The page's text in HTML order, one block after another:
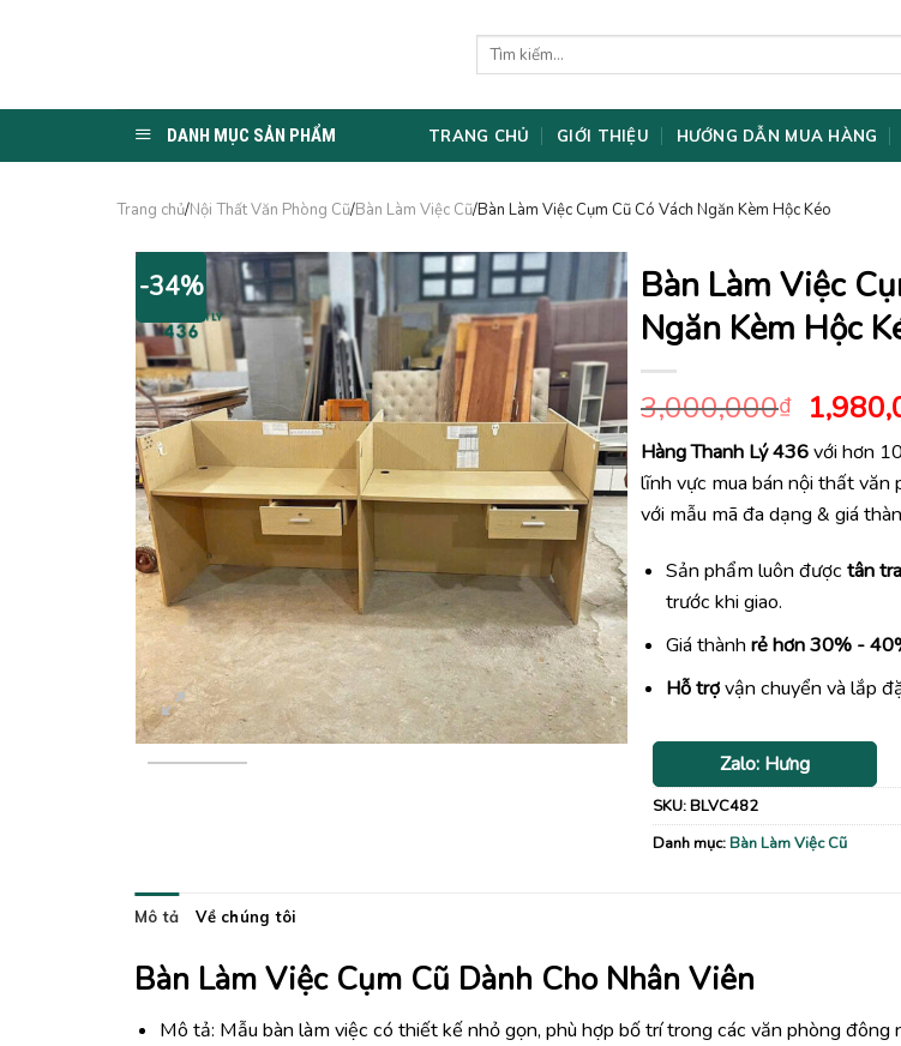
Tìm
DANH MỤC SẢN PHẨM TRANG CHỦ GIỚI THIỆU HƯỚNG DẪN MUA HÀNG
Trang chủ/Nội Thất Văn Phòng Cũ/Bàn Làm Việc Cũ/Bàn Làm Việc Cụm Cũ Có Vách Ngăn Kèm Hộc Kéo
-34%
Bàn Làm Việc
Ngăn Kèm Hộc
3,000,000₫ Giá
gốc
là:
Hàng Thanh Lý 436với hơn
lĩnh vực mua bán nội thất văn
với mẫu mã đa dạng & giá
Sản phẩm luôn đượctân
trước khi giao.
Giá thànhrẻ hơn 30% -
Hỗ trợvận chuyển và lắp
Zalo: Hưng
SKU:BLVC482
Danh mục:Bàn Làm Việc Cũ
Mô tả Về chúng tôi
Bàn Làm Việc Cụm Cũ Dành Cho Nhân Viên
Mô tả: Mẫu bàn làm việc có thiết kế nhỏ gọn, phù hợp bố trí trong các văn phòng đông